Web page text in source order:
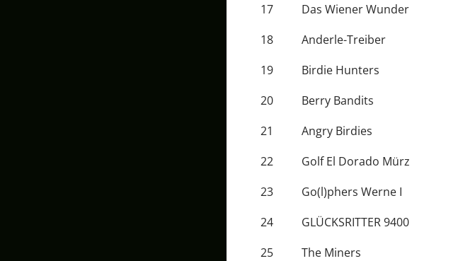
17
Das Wiener Wunder
18
Anderle-Treiber
19
Birdie Hunters
20
Berry Bandits
21
Angry Birdies
22
Golf El Dorado Mürz
23
Go(l)phers Werne I
24
GLÜCKSRITTER 9400
25
The Miners